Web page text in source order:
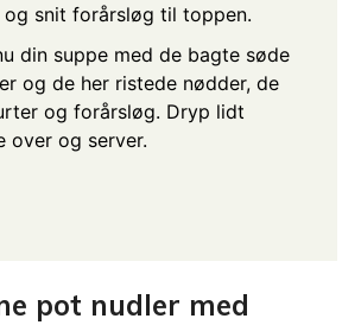
og snit forårsløg til toppen.
din suppe med de bagte søde
og de her ristede nødder, de
og forårsløg. Dryp lidt
over og server.
pot nudler med